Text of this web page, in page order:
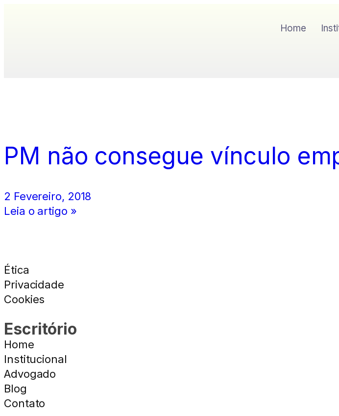
Home
PM não consegue vínculo
2 Fevereiro, 2018
Leia o artigo »
Ética
Privacidade
Cookies
Escritório
Home
Institucional
Advogado
Blog
Contato